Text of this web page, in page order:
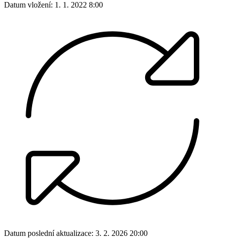
Datum vložení: 1. 1. 2022 8:00
Datum poslední aktualizace: 3. 2. 2026 20:00